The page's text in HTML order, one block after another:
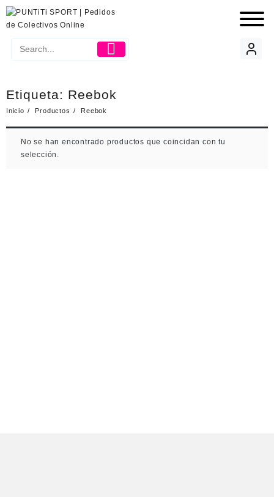
Etiqueta: Reebok
Inicio Productos Reebok
No se han encontrado productos que coincidan con tu
selección.